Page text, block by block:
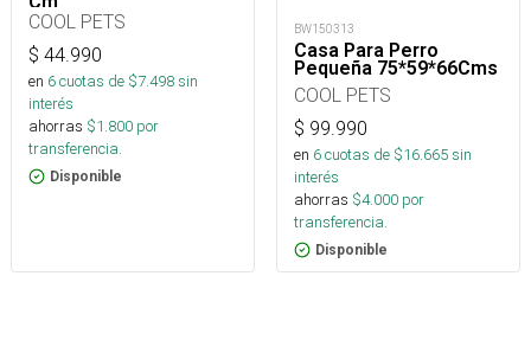
COOL PETS
$ 44.990
en 6cuotas de $7.498sin
interés
ahorras $1.800 por
transferencia.
Disponible
BW150313
Casa Para Perro
Pequeña 75*59*66Cms
COOL PETS
$ 99.990
en 6cuotas de $16.665sin
interés
ahorras $4.000 por
transferencia.
Disponible